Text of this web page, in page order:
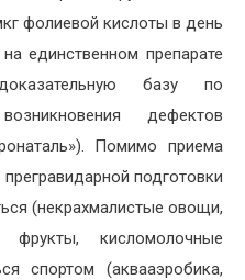
фолиевой кислоты в день
единственном препарате
базу по
дефектов
Помимо приема
подготовки
(некрахмалистые овощи,
кисломолочные
спортом (аквааэробика,